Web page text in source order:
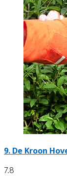
9. De Kroon
7.8